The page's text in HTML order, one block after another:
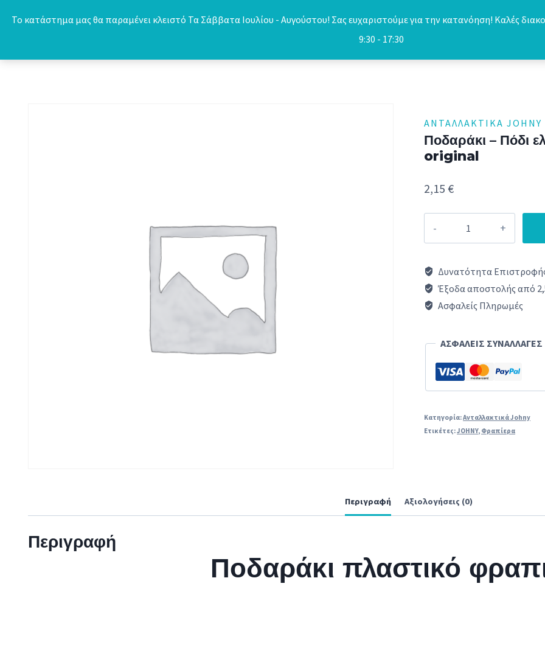
Το κατάστημα μας θα παραμένει κλειστό Τα Σάββατα Ιουλίου - Αυγούστου! Σας ευχαριστούμε για την κατανόηση! Καλές
9:30 - 17:30
ΑΝΤΑΛΛΑΚΤΙΚΆ JOHNY
Ποδαράκι – Πόδι
original
2,15€
-
ελαστική
βάση
JOHNY
ποσότητα
Δυνατότητα
Έξοδα αποστολής από
Ασφαλείς Πληρωμές
ΑΣΦΑΛΕΙΣ ΣΥΝΑΛΛΑΓΕΣ
Κατηγορία:Ανταλλακτικά Johny
Ετικέτες:JOHNY, Φραπίερα
Περιγραφή Αξιολογήσεις (0)
Περιγραφή
Ποδαράκι πλαστικό